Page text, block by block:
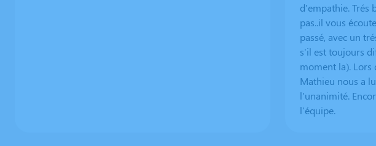
d'empathie. Trés
pas..il vous
passé, avec un
s'il est toujours
moment la). Lors
Mathieu nous a
l'unanimité.
l'équipe.